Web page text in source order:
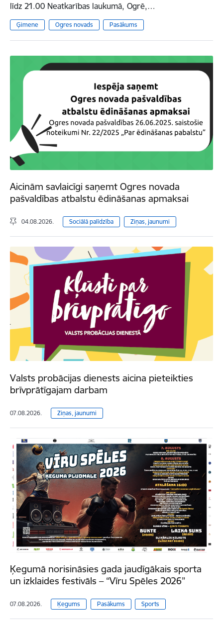
līdz 21.00 Neatkarības laukumā, Ogrē,…
Ģimene Ogres novads Pasākums
Aicinām savlaicīgi saņemt Ogres novada
pašvaldības atbalstu ēdināšanas apmaksai
04.08.2026. Sociālā palīdzība Ziņas, jaunumi
Valsts probācijas dienests aicina pieteikties
brīvprātīgajam darbam
07.08.2026. Ziņas, jaunumi
Ķegumā norisināsies gada jaudīgākais sporta
un izklaides festivāls – “Vīru Spēles 2026”
07.08.2026. Ķegums Pasākums Sports